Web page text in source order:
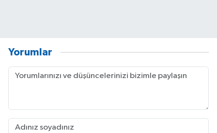
Yorumlar